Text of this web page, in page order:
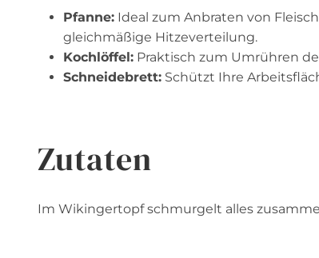
Pfanne: Ideal zum Anbraten von
gleichmäßige Hitzeverteilung.
Kochlöffel: Praktisch zum Umrühren
Schneidebrett: Schützt Ihre
Zutaten
Im Wikingertopf schmurgelt alles